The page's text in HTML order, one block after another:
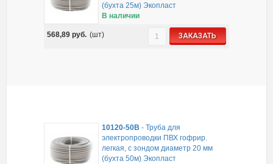
(бухта 25м) Экопласт
В наличии
568,89руб. (шт) ЗАКАЗАТЬ
10120-50B -Труба для
электропроводки ПВХ гофрир.
легкая, с зондом диаметр 20 мм
(бухта 50м) Экопласт